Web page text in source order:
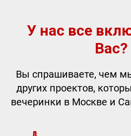
У нас все
Вас?
Вы спрашиваете, чем
других проектов,
вечеринки в Москве и